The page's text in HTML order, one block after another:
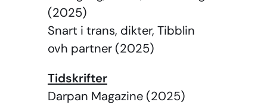
(2025)
Snart i trans, dikter, Tibblin
ovh partner (2025)
Tidskrifter
Darpan Magazine (2025)